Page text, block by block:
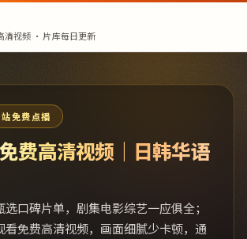
清视频 · 片库每日更新
免费点播
费高清视频｜日韩华语
口碑片单，剧集电影综艺一应俱全；
看免费高清视频，画面细腻少卡顿，通